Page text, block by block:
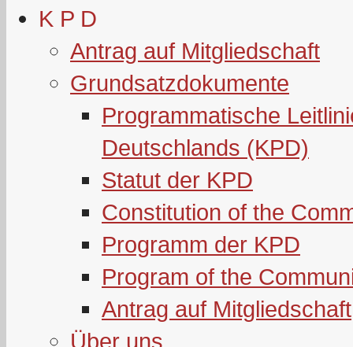
K P D
Antrag auf Mitgliedschaft
Grundsatzdokumente
Programmatische
Deutschlands (KPD)
Statut der KPD
Constitution of the
Programm der KPD
Program of the
Antrag auf Mitgliedschaft
Über uns